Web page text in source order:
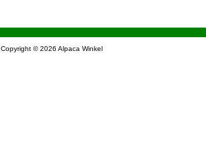
Copyright © 2026 Alpaca Winkel